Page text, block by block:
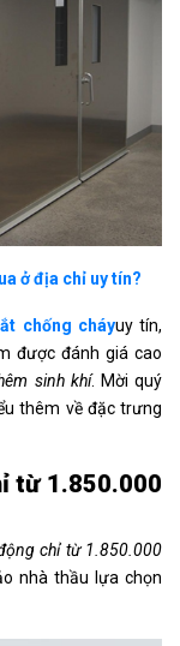
ở địa chỉ uy tín?
chống cháyuy tín,
được đánh giá cao
sinh khí. Mời quý
thêm về đặc trưng
từ 1.850.000
chỉ từ 1.850.000
nhà thầu lựa chọn